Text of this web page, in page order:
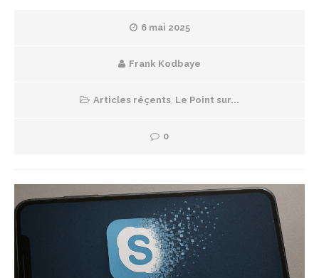
6 mai 2025
Frank Kodbaye
Articles réçents, Le Point sur...
0